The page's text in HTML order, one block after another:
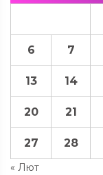
« Лют
6 7
13 14
20 21
27 28